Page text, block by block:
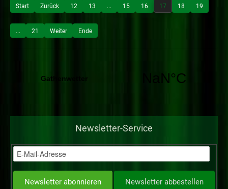
Start Zurück 12 13 ... 15 16 17 18 19
... 21 Weiter Ende
Newsletter-Service